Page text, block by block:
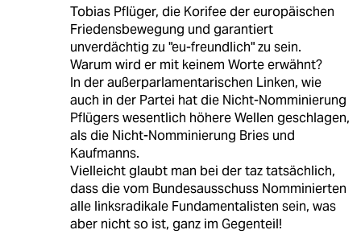
Tobias Pflüger, die Korifee der europäischen
Friedensbewegung und garantiert
unverdächtig zu "eu-freundlich" zu sein.
Warum wird er mit keinem Worte erwähnt?
In der außerparlamentarischen Linken, wie
auch in der Partei hat die Nicht-Nomminierung
Pflügers wesentlich höhere Wellen geschlagen,
als die Nicht-Nomminierung Bries und
Kaufmanns.
Vielleicht glaubt man bei der taz tatsächlich,
dass die vom Bundesausschuss Nomminierten
alle linksradikale Fundamentalisten sein, was
aber nicht so ist, ganz im Gegenteil!